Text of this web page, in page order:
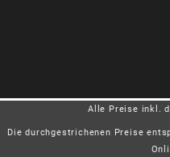
Alle Preise inkl.
Die durchgestrichenen Preise